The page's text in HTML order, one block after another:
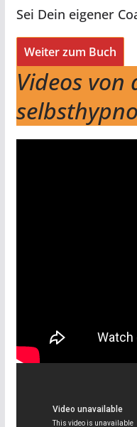
Sei Dein eigener
Weiter zum Buch
Videos von